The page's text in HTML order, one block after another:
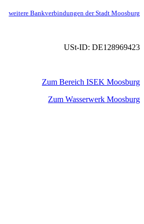
weitere Bankverbindungen der Stadt Moosburg
USt-ID: DE128969423
Zum Bereich ISEK Moosburg
Zum Wasserwerk Moosburg